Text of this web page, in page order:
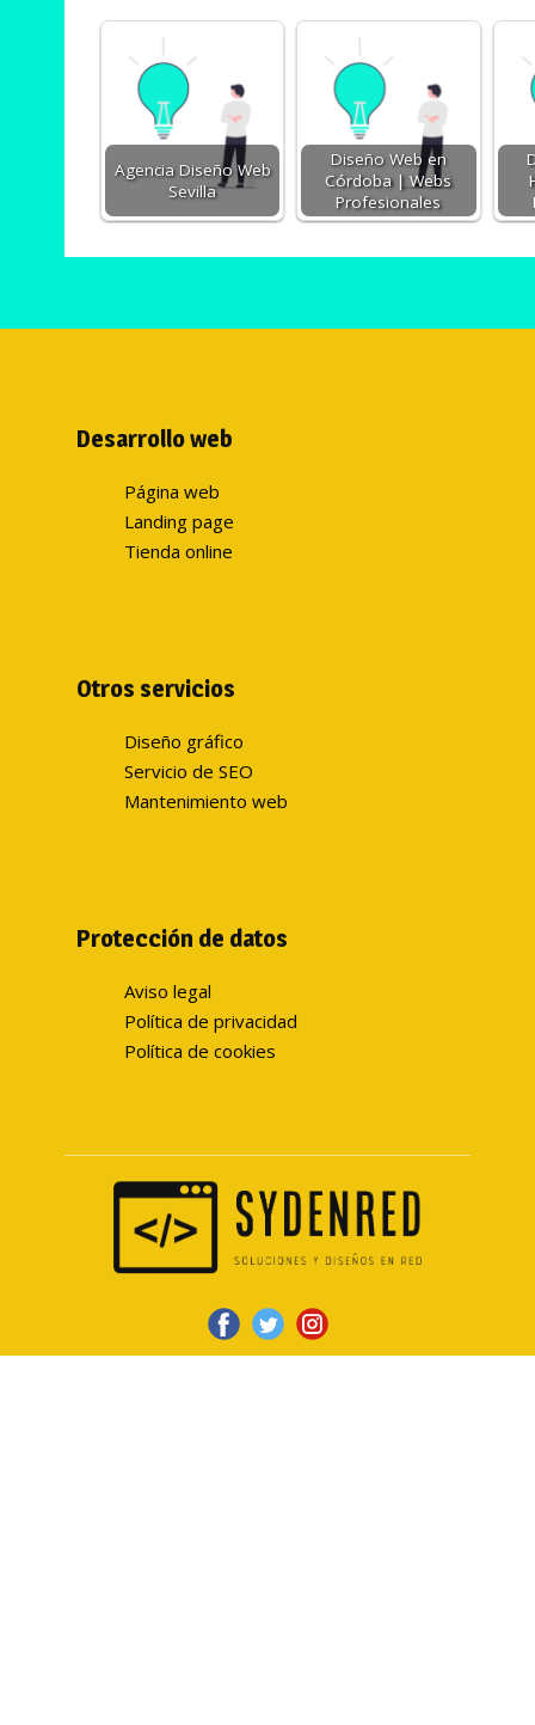
Agencia Diseño Web
Sevilla
Diseño Web en
Córdoba | Webs
Profesionales
Desarrollo web
Página web
Landing page
Tienda online
Otros servicios
Diseño gráfico
Servicio de SEO
Mantenimiento web
Protección de datos
Aviso legal
Política de privacidad
Política de cookies